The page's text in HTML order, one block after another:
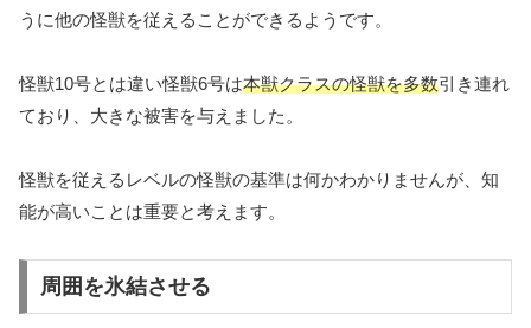
うに他の怪獣を従えることができるようです。
怪獣10号とは違い怪獣6号は本獣クラスの怪獣を多数引き連れ
ており、大きな被害を与えました。
怪獣を従えるレベルの怪獣の基準は何かわかりませんが、知
能が高いことは重要と考えます。
周囲を氷結させる